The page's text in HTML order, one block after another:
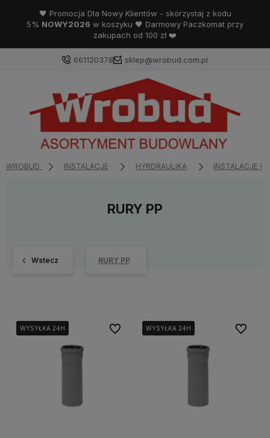
🖤 Promocja Dla Nowy Klientów - skorzystaj z kodu
5% NOWY2026 w koszyku 🖤 Darmowy Paczkomat przy
zakupach od 100 zł ❤️
661120378 sklep@wrobud.com.pl
WROBUD INSTALACJE HYRDRAULIKA INSTALACJE
RURY PP
Wstecz RURY PP
WYSYŁKA 24H
WYSYŁKA 24H
WYSYŁKA 24H Do ulubionychWYSYŁKA 24H
WYSYŁKA 24H
WYSYŁKA 24H Do